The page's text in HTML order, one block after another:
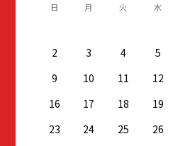
日 月 火 水
2
3 4 5
9
10 11 12
16
17 18 19
23
24 25 26